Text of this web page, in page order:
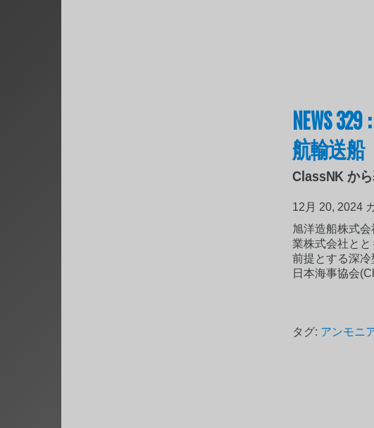
NEWS
航輸送船
ClassNK か
12月 20, 2024
旭洋造船株式
業株式会社と
前提とする深
日本海事協会
タグ: アンモニ